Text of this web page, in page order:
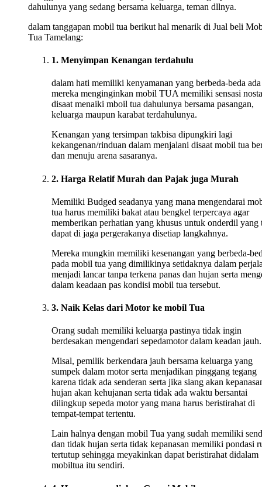
dahulunya yang sedang bersama keluarga, teman dllnya.
dalam tanggapan mobil tua berikut hal menarik di Jual beli
Tua Tamelang:
1. Menyimpan Kenangan terdahulu
dalam hati memiliki kenyamanan yang berbeda-beda
mereka menginginkan mobil TUA memiliki sensasi
disaat menaiki mboil tua dahulunya bersama pasangan,
keluarga maupun karabat terdahulunya.
Kenangan yang tersimpan takbisa dipungkiri lagi
kekangenan/rinduan dalam menjalani disaat mobil tua
dan menuju arena sasaranya.
2. Harga Relatif Murah dan Pajak juga Murah
Memiliki Budged seadanya yang mana mengendarai
tua harus memiliki bakat atau bengkel terpercaya agar
memberikan perhatian yang khusus untuk onderdil yang
dapat di jaga pergerakanya disetiap langkahnya.
Mereka mungkin memiliki kesenangan yang berbeda-
pada mobil tua yang dimilikinya setidaknya dalam
menjadi lancar tanpa terkena panas dan hujan serta
dalam keadaan pas kondisi mobil tua tersebut.
3. Naik Kelas dari Motor ke mobil Tua
Orang sudah memiliki keluarga pastinya tidak ingin
berdesakan mengendari sepedamotor dalam keadan jauh.
Misal, pemilik berkendara jauh bersama keluarga yang
sumpek dalam motor serta menjadikan pinggang tegang
karena tidak ada senderan serta jika siang akan
hujan akan kehujanan serta tidak ada waktu bersantai
dilingkup sepeda motor yang mana harus beristirahat di
tempat-tempat tertentu.
Lain halnya dengan mobil Tua yang sudah memiliki
dan tidak hujan serta tidak kepanasan memiliki pondasi
tertutup sehingga meyakinkan dapat beristirahat didalam
mobiltua itu sendiri.